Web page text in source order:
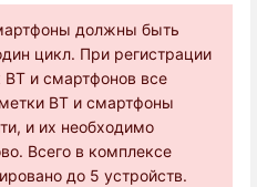
должны быть
цикл. При регистрации
и смартфонов все
BT и смартфоны
и их необходимо
Всего в комплексе
до 5 устройств.